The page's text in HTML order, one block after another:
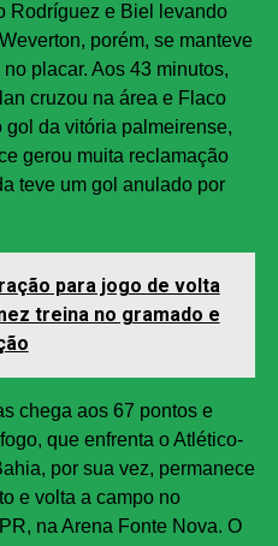
Rodríguez e Biel levando
porém, se manteve
placar. Aos 43 minutos,
cruzou na área e Flaco
gol da vitória palmeirense,
gerou muita reclamação
teve um gol anulado por
para jogo de volta
treina no gramado e
chega aos 67 pontos e
que enfrenta o Atlético-
por sua vez, permanece
e volta a campo no
na Arena Fonte Nova. O